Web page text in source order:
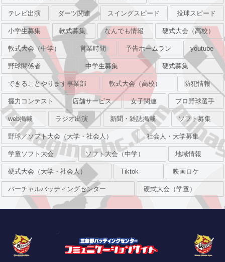
テレビ出演 ダーツ関連 スイングスピード 投球スピード
小学生募集 軟式募集 なんでも情報 硬式大会（高校）
軟式大会（中学） 営業時間 予告ホームラン youtube
野球関係者 中学生募集 硬式募集
できることやります事業部 軟式大会（高校） 防犯情報
握力コンテスト 店舗サービス 女子関連 プロ野球選手
web掲載 ラジオ出演 新聞・雑誌掲載 ソフト募集
野球／ソフト大会（大学・社会人） 社会人・大学募集
学童ソフト大会 ソフト大会（中学） 地域情報
硬式大会（大学・社会人） Tiktok 映画ロケ
バーチャルバッティングセンター 硬式大会（学童）